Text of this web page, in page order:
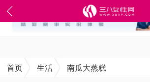
首页 生活 南瓜大蒸糕